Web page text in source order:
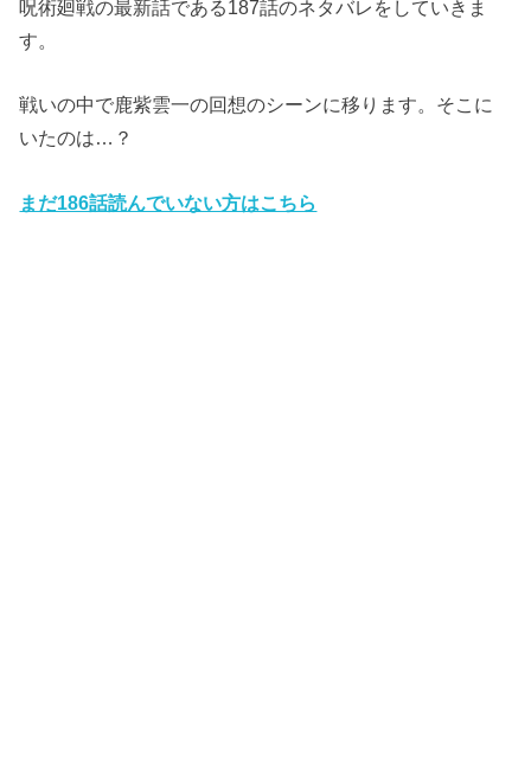
呪術廻戦の最新話である187話のネタバレをしていきま
す。
戦いの中で鹿紫雲一の回想のシーンに移ります。そこに
いたのは…？
まだ186話読んでいない方はこちら